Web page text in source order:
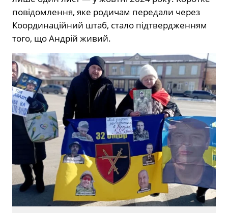
повідомлення, яке родичам передали через
Координаційний штаб, стало підтвердженням
того, що Андрій живий.